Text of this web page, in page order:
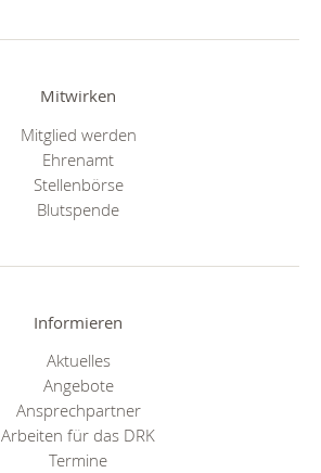
Mitwirken
Mitglied werden
Ehrenamt
Stellenbörse
Blutspende
Informieren
Aktuelles
Angebote
Ansprechpartner
Arbeiten für das DRK
Termine